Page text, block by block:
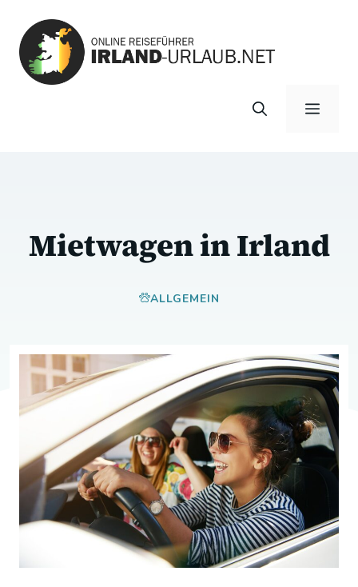
Inhalt
springen
Menü
Mietwagen in Irland
ALLGEMEIN